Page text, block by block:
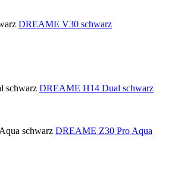
DREAME V30 schwarz
DREAME H14 Dual schwarz
DREAME Z30 Pro Aqua